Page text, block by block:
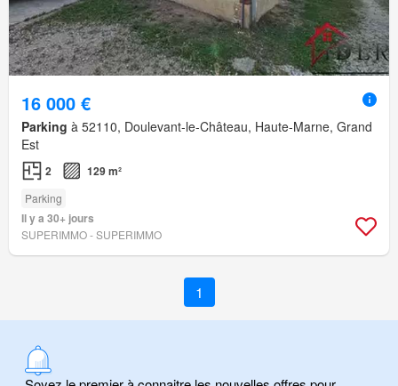
16 000 €
Parking à 52110, Doulevant-le-Château, Haute-Marne, Grand
Est
2 129 m²
Parking
Il y a 30+ jours
SUPERIMMO - SUPERIMMO
1